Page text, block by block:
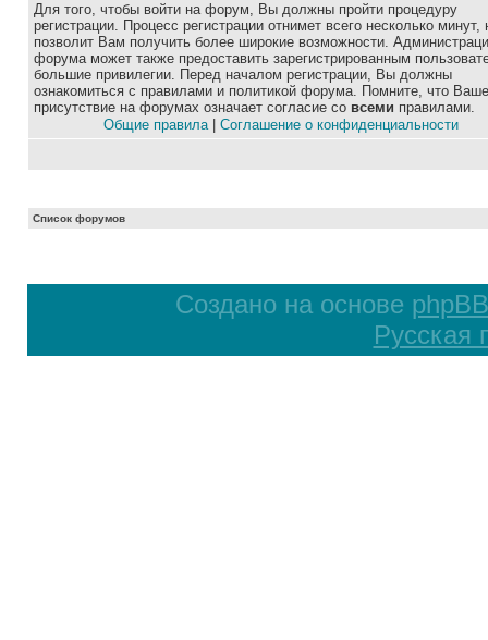
Для того, чтобы войти на форум, Вы должны пройти процедуру
регистрации. Процесс регистрации отнимет всего несколько минут,
позволит Вам получить более широкие возможности.
форума может также предоставить зарегистрированным
большие привилегии. Перед началом регистрации, Вы должны
ознакомиться с правилами и политикой форума. Помните, что Ваше
присутствие на форумах означает согласие со всеми правилами.
Общие правила| Соглашение о конфиденциальности
Список форумов
Создано на основе phpBB
Русская